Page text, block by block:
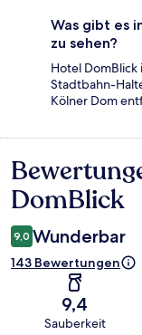
Was gibt es
zu sehen?
Hotel
Stadtbahn-
Kölner Dom
DomBlick
9,0 Wunderbar
143 Bewertungen
9,4
Sauberkeit